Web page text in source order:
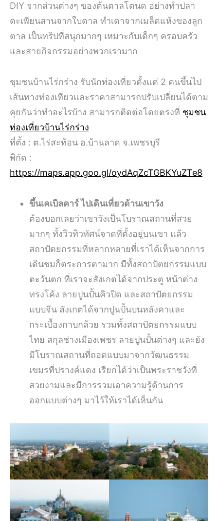
DIY จากส่วนต่างๆ ของต้นตาลโตนด อย่างทำปลา
ตะเพียนสานจากใบตาล ทำเตาจากเมล็ดแห้งของลูก
ตาล เป็นทริปที่สนุกมากๆ เหมาะกับเด็กๆ ครอบครัว
และสายกิจกรรมอย่างพวกเรามาก
ชุมชนบ้านไร่กร่าง รับนักท่องเที่ยวตั้งแต่ 2 คนขึ้นไป
เส้นทางท่องเที่ยวและราคาสามารถปรับเปลี่ยนได้ตาม
คุยกันว่าทำอะไรบ้าง สามารถติดต่อโดยตรงที่ ชุมชน
ท่องเที่ยวบ้านไร่กร่าง
ที่ตั้ง : ต.ไร่สะท้อน อ.บ้านลาด จ.เพชรบุรี
พิกัด :
https://maps.app.goo.gl/oydAqZcTGBKYuZTe8
ขึ้นเคเบิลคาร์ ไปเดินเที่ยวด้านเขาวัง
ต้องบอกเลยว่าเขาวังเป็นโบราณสถานที่สวย
มากๆ ทั้งวิวทิวทัศน์จาดที่ตั้งอยู่บนเขา แล้ว
สถาปัตยกรรมที่หลากหลายที่เราได้เห็นจากการ
เดินชมก็ตระการตามาก มีทั้งสถาปัตยกรรมแบบ
ตะวันตก ที่เราจะสังเกตได้จากประตู หน้าต่าง
ทรงโค้ง ลายปูนปั้นคิวปิด และสถาปัตยกรรม
แบบจีน สังเกตได้จากปูนปั้นบนหลังคาและ
กระเบื้องกาบกล้วย รวมทั้งสถาปัตยกรรมแบบ
ไทย สกุลช่างเมืองเพชร ลายปูนปั้นต่างๆ และยัง
มีโบราณสถานที่ถอดแบบมาจากวัฒนธรรม
เขมรที่ปรางค์แดง เรียกได้ว่าเป็นพระราชวังที่
สวยงามและมีการรวมเอาความรู้ด้านการ
ออกแบบต่างๆ มาไว้ให้เราได้เห็นกัน